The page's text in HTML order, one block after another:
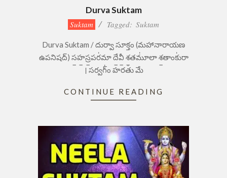
Durva Suktam
05
Suktam Tagged: Suktam
Durva Suktam / దుర్వా సూక్తం (మహానారాయణ
ఉపనిషద్) స॒హ॒స్ర॒పర॑మా దే॒వీ॒ శ॒తమూ॑లా శ॒తాంకు॑రా
। సర్వగ్ం॑ హరతు॑ మే
CONTINUE READING